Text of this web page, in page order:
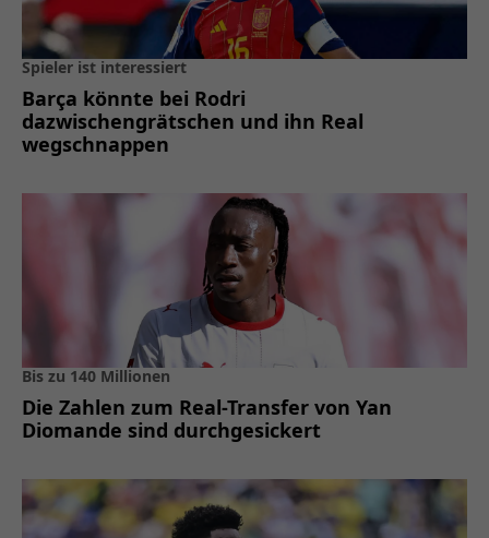
Spieler ist interessiert
Barça könnte bei Rodri
dazwischengrätschen und ihn Real
wegschnappen
Bis zu 140 Millionen
Die Zahlen zum Real-Transfer von Yan
Diomande sind durchgesickert